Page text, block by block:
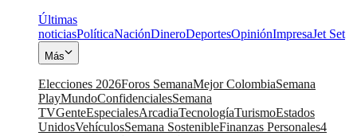
Últimas
noticiasPolíticaNaciónDineroDeportesOpiniónImpresaJet Set
Más
Elecciones 2026Foros SemanaMejor ColombiaSemana
PlayMundoConfidencialesSemana
TVGenteEspecialesArcadiaTecnologíaTurismoEstados
UnidosVehículosSemana SostenibleFinanzas Personales4